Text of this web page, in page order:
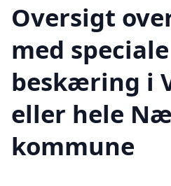
Oversigt
med
beskæring i
eller hele
kommune